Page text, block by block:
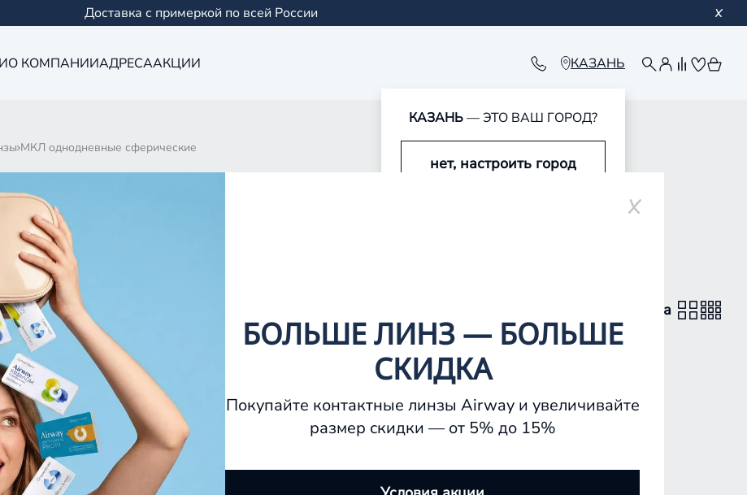
Доставка с примеркой по всей России
О КОМПАНИИАДРЕСААКЦИИ КАЗАНЬ
КАЗАНЬ— ЭТО ВАШ ГОРОД?
нет, настроить город
МКЛ однодневные сферические
СФЕРИЧЕСКИЕ
вид каталога
БОЛЬШЕ ЛИНЗ — БОЛЬШЕ
СКИДКА
Покупайте контактные линзы Airway и увеличивайте
размер скидки — от 5% до 15%